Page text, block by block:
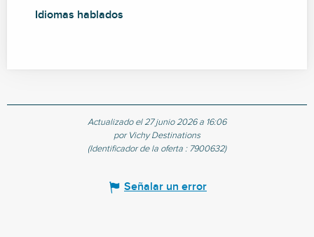
Idiomas hablados
Idiomas hablados
Actualizado el 27 junio 2026 a 16:06
por Vichy Destinations
(Identificador de la oferta : 7900632)
Señalar un error